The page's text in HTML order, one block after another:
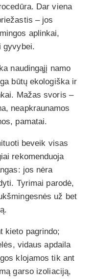
Dar viena
– jos
aplinkai,
gyvybei.
naudingąjį namo
būtų ekologiška ir
Mažas svoris –
neapkraunamos
pamatai.
beveik visas
rekomenduoja
jos nėra
Tyrimai parodė,
už bet
kieto pagrindo;
vidaus apdaila
klojamos tik ant
garso izoliaciją,